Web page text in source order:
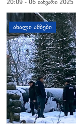
20:09 - 06 იანვარი 2025
ᲐᲮᲐᲚᲘ ᲐᲛᲑᲔᲑᲘ